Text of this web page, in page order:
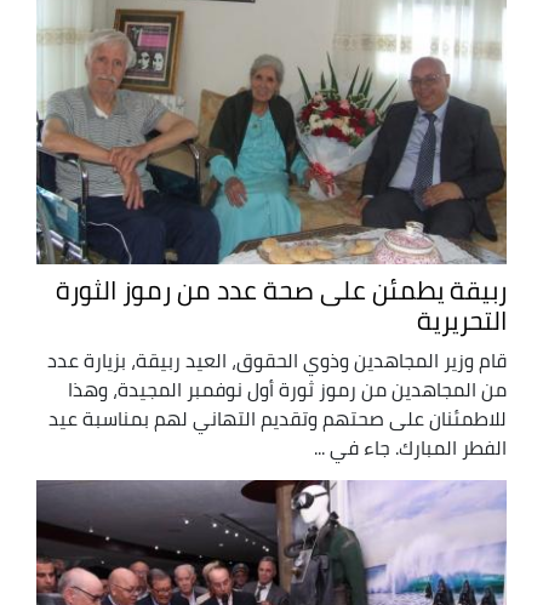
ربيقة يطمئن على صحة عدد من رموز الثورة
التحريرية
قام وزير المجاهدين وذوي الحقوق، العيد ربيقة، بزيارة عدد
من المجاهدين من رموز ثورة أول نوفمبر المجيدة، وهذا
للاطمئنان على صحتهم وتقديم التهاني لهم بمناسبة عيد
الفطر المبارك. جاء في ...